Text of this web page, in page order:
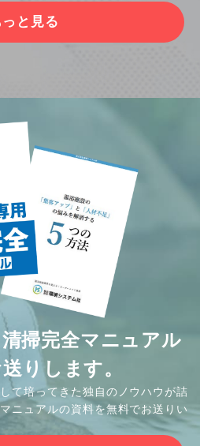
っと見る
掃完全マニュアル
りします。
て培ってきた独自のノウハウが詰
ニュアルの資料を無料でお送りい